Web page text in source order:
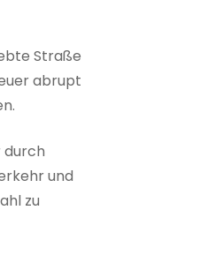
Straße
abrupt
durch
und
zu